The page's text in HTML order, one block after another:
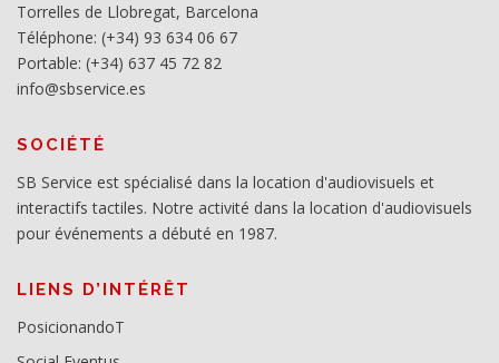
Torrelles de Llobregat, Barcelona
Téléphone: (+34) 93 634 06 67
Portable: (+34) 637 45 72 82
info@sbservice.es
SOCIÉTÉ
SB Service est spécialisé dans la location d'audiovisuels et
interactifs tactiles. Notre activité dans la location d'audiovisuels
pour événements a débuté en 1987.
LIENS D’INTÉRÊT
PosicionandoT